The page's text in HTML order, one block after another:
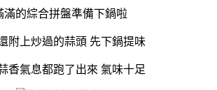
滿的綜合拼盤準備下鍋啦
附上炒過的蒜頭 先下鍋提味
香氣息都跑了出來 氣味十足